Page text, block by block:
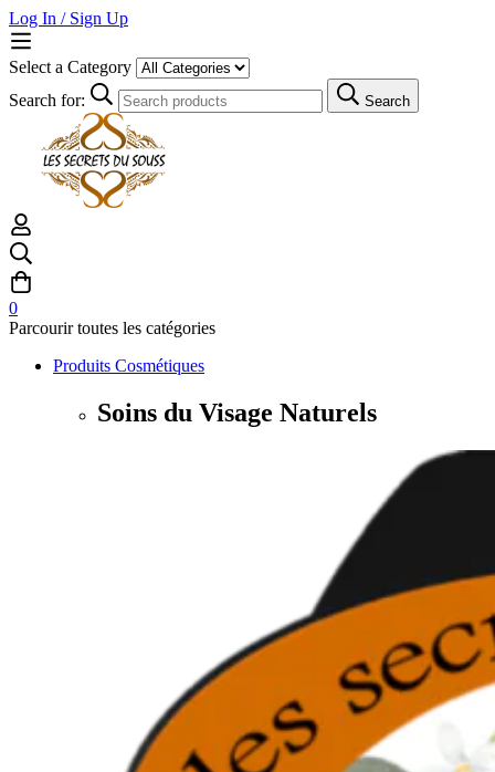
Log In / Sign Up
Select a Category
Search for:
Search
0
Parcourir toutes les catégories
Produits Cosmétiques
Soins du Visage Naturels